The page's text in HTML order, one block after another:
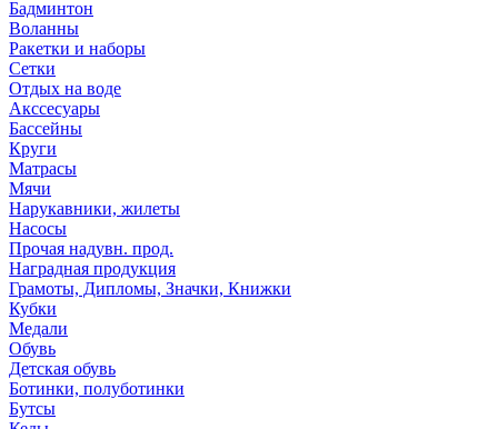
Бадминтон
Воланны
Ракетки и наборы
Сетки
Отдых на воде
Акссесуары
Бассейны
Круги
Матрасы
Мячи
Нарукавники, жилеты
Насосы
Прочая надувн. прод.
Наградная продукция
Грамоты, Дипломы, Значки, Книжки
Кубки
Медали
Обувь
Детская обувь
Ботинки, полуботинки
Бутсы